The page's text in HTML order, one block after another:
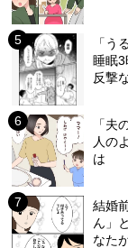
「う
睡眠
反撃
「夫
人の
は
結婚
ん」
なた